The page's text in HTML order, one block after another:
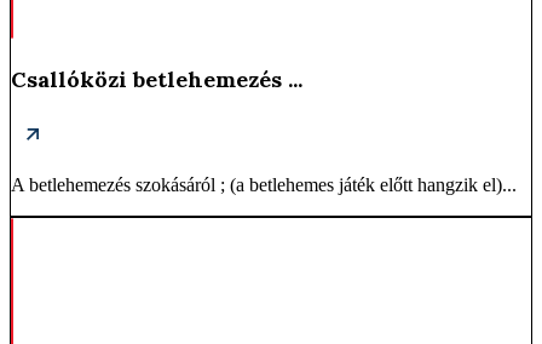
Csallóközi betlehemezés ...
A betlehemezés szokásáról ; (a betlehemes játék előtt hangzik el)...